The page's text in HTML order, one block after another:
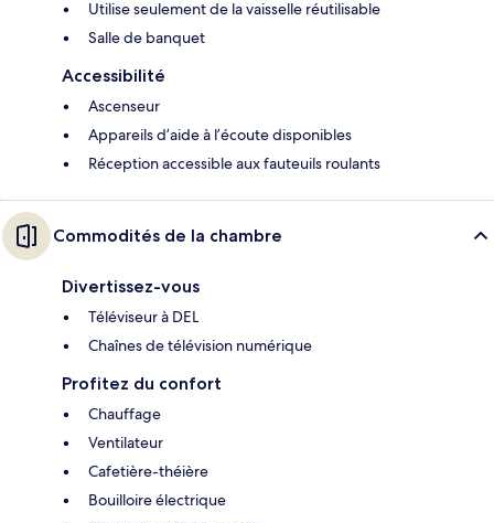
Utilise seulement de la vaisselle réutilisable
Salle de banquet
Accessibilité
Ascenseur
Appareils d’aide à l’écoute disponibles
Réception accessible aux fauteuils roulants
Commodités de la chambre
Divertissez-vous
Téléviseur à DEL
Chaînes de télévision numérique
Profitez du confort
Chauffage
Ventilateur
Cafetière-théière
Bouilloire électrique